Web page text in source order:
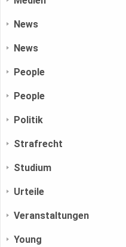
News
News
People
People
Politik
Strafrecht
Studium
Urteile
Veranstaltungen
Young